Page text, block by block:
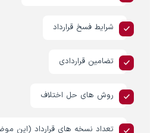
شرایط فسخ قرارداد
تضامین قراردادی
روش های حل اختلاف
تعداد نسخه های قرارداد (این